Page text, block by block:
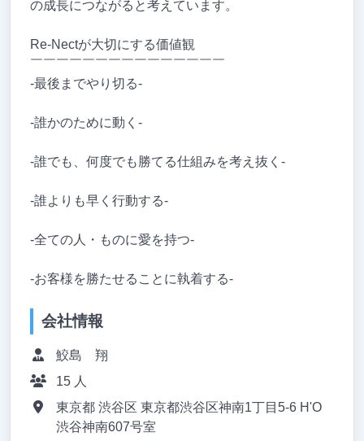
の成長につながると考えています。
Re-Nectが大切にする価値観
￣￣￣￣￣￣￣￣￣￣￣￣￣￣￣
-最後までやり切る-
-誰かのために動く-
-誰でも、何度でも勝てる仕組みを考え抜く-
-誰よりも早く行動する-
-全ての人・ものに愛を持つ-
-お客様を勝たせることに執着する-
会社情報
鮫島 翔
15 人
東京都 渋谷区 東京都渋谷区神南1丁目5-6 H'O
渋谷神南607号室